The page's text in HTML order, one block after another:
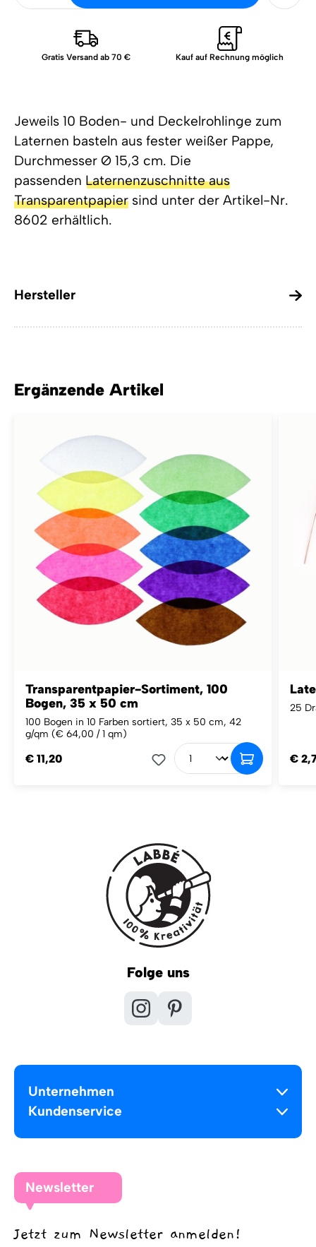
Jeweils 10 Boden- und Deckelrohlinge zum
Laternen basteln aus fester weißer Pappe,
Durchmesser Ø 15,3 cm. Die
passenden Laternenzuschnitte aus
Transparentpapier sind unter der Artikel-Nr.
8602 erhältlich.
Hersteller
Gratis Versand ab 70 € Kauf auf Rechnung möglich
Ergänzende Artikel
Transparentpapier-Sortiment, 100
Bogen, 35 x 50 cm
100 Bogen in 10 Farben sortiert, 35 x 50 cm, 42
g/qm (€ 64,00 / 1 qm)
€ 11,20
25
€
Folge uns
Unternehmen
Kundenservice
Newsletter
Jetzt zum Newsletter anmelden!